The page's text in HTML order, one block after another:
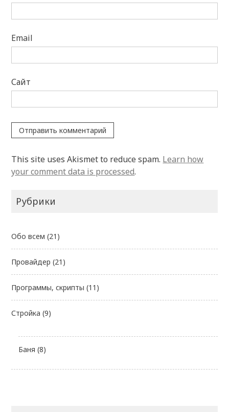
Email
Сайт
This site uses Akismet to reduce spam. Learn how
your comment data is processed.
Рубрики
Обо всем (21)
Провайдер (21)
Программы, скрипты (11)
Стройка (9)
Баня (8)